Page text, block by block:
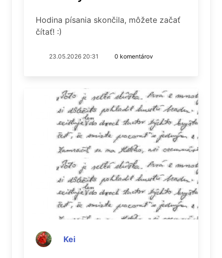
Hodina písania skončila, môžete začať
čítať! :)
23.05.2026 20:31 0 komentárov
Kei